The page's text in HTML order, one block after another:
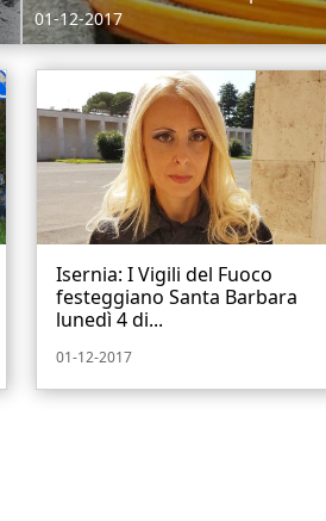
01-12-2017
Isernia: I Vigili del Fuoco
festeggiano Santa Barbara
lunedì 4 di...
01-12-2017